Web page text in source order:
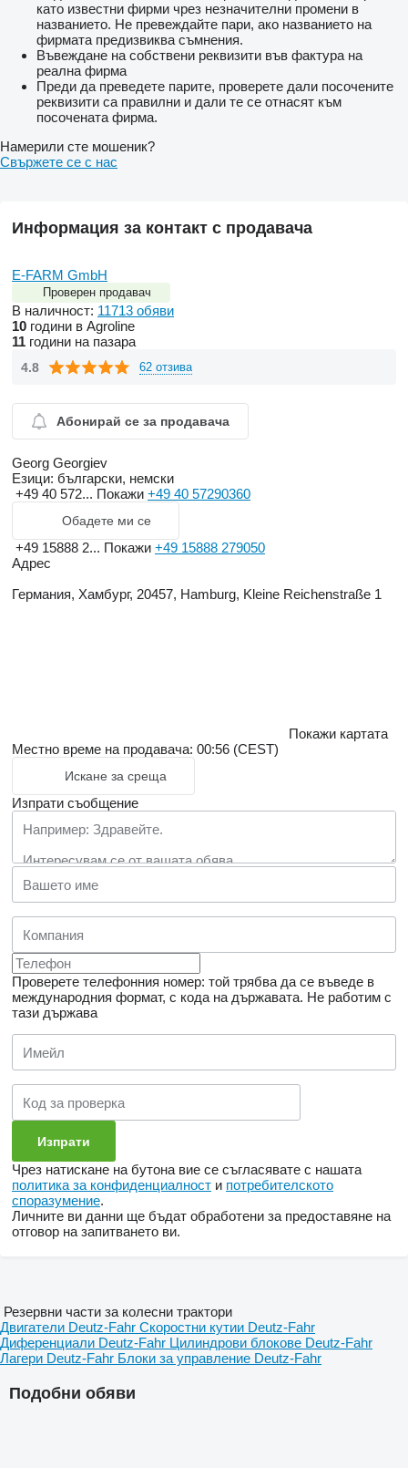
като известни фирми чрез незначителни промени в
названието. Не превеждайте пари, ако названието на
фирмата предизвиква съмнения.
Въвеждане на собствени реквизити във фактура на
реална фирма
Преди да преведете парите, проверете дали посочените
реквизити са правилни и дали те се отнасят към
посочената фирма.
Намерили сте мошеник?
Свържете се с нас
Информация за контакт с продавача
E-FARM GmbH
Проверен продавач
В наличност: 11713 обяви
10 години в Agroline
11 години на пазара
4.8 62 отзива
Абонирай се за продавача
Georg Georgiev
Езици: български, немски
+49 40 572... Покажи +49 40 57290360
Обадете ми се
+49 15888 2... Покажи +49 15888 279050
Адрес
Германия, Хамбург, 20457, Hamburg, Kleine Reichenstraße 1
Покажи картата
Местно време на продавача: 00:56 (CEST)
Искане за среща
Изпрати съобщение
Проверете телефонния номер: той трябва да се въведе в
международния формат, с кода на държавата. Не работим с
тази държава
Чрез натискане на бутона вие се съгласявате с нашата
политика за конфиденциалност и потребителското
споразумение.
Личните ви данни ще бъдат обработени за предоставяне на
отговор на запитването ви.
Подобни обяви
Резервни части за колесни трактори
Двигатели Deutz-Fahr Скоростни кутии Deutz-Fahr
Диференциали Deutz-Fahr Цилиндрови блокове Deutz-Fahr
Лагери Deutz-Fahr Блоки за управление Deutz-Fahr